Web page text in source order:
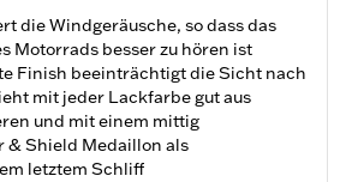
die Windgeräusche, so dass das
Motorrads besser zu hören ist
Finish beeinträchtigt die Sicht nach
mit jeder Lackfarbe gut aus
und mit einem mittig
& Shield Medaillon als
letztem Schliff